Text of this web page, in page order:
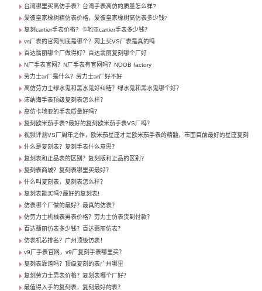
台湾哪里买高仿手表？台湾手表高仿的质量怎么样?
爱彼皇家橡树精仿表价格，爱彼皇家橡树高仿表多少钱?
复刻cartier手表价格？卡地亚cartier手表多少钱？
vs厂表的官网到底是哪个？网上买VS厂表是真的吗
百达翡丽哪个厂做得好？百达翡丽复刻哪个厂好
N厂手表官网？N厂手表有官网吗？NOOB factory
劳力士ar厂是什么？劳力士ar厂好不好
高仿劳力士绿水鬼和黑水鬼好纠结？绿水鬼和黑水鬼哪个好？
沛纳海手表顶级复刻表怎么样？
高仿卡地亚的手表质量好吗？
复刻欧米茄手表?最好的复刻欧米茄手表VS厂吗？
视频评测VS厂周年之作，欧米茄星座才是欧米茄手表的精髓，市面目前最好的星座复刻
什么是复刻表？复刻手表什么意思？
复刻表和正品表的区别？复刻版和正品的区别？
复刻表商城？复刻表哪里买最好？
什么叫复刻表，复刻表怎么样？
复刻表能买吗?最好的复刻表!
仿表哪个厂做的最好？最真的仿表？
仿劳力士机械表男表价格？劳力士仿表货到付款？
百达翡丽仿表多少钱？百达翡丽仿表？
仿表机芯排名？广州顶级仿表！
v9厂手表官网，v9厂复刻手表哪里买？
复刻表靠谱吗？顶级复刻的表广州哪里
复刻劳力士男表价格？复刻表哪个厂好？
最值得入手的复刻表，复刻最好的表？